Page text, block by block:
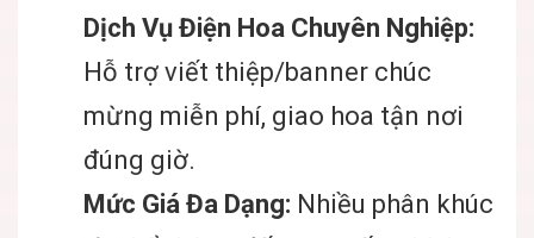
Dịch Vụ Điện Hoa Chuyên Nghiệp:
Hỗ trợ viết thiệp/banner chúc
mừng miễn phí, giao hoa tận nơi
đúng giờ.
Mức Giá Đa Dạng: Nhiều phân khúc